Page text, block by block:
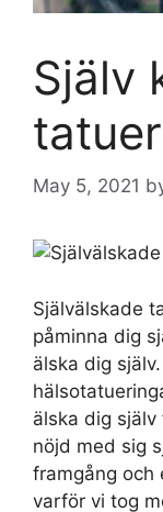
Själv
May 5, 2021
Självälskade
påminna dig
älska dig
älska dig
nöjd med sig
framgång och
varför vi tog